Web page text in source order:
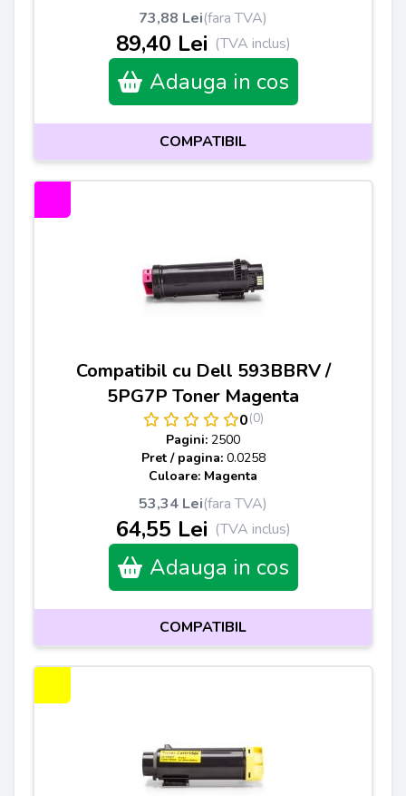
73,88 Lei(fara TVA)
89,40 Lei (TVA inclus)
Adauga in cos
COMPATIBIL
Compatibil cu Dell 593BBRV /
5PG7P Toner Magenta
0(0)
Pagini: 2500
Pret / pagina: 0.0258
Culoare: Magenta
53,34 Lei(fara TVA)
64,55 Lei (TVA inclus)
Adauga in cos
COMPATIBIL